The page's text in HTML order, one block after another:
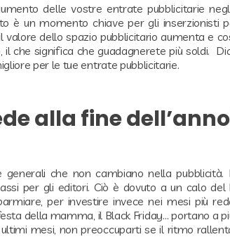
delle vostre entrate pubblicitarie
è un momento chiave per gli inserzionisti
valore dello spazio pubblicitario aumenta e
che significa che guadagnerete più soldi.
per le tue entrate pubblicitarie.
alla fine
generali che non cambiano nella
per gli editori. Ciò è dovuto a un calo
per investire invece nei mesi più
della mamma, il Black Friday… portano a
mesi, non preoccuparti se il ritmo